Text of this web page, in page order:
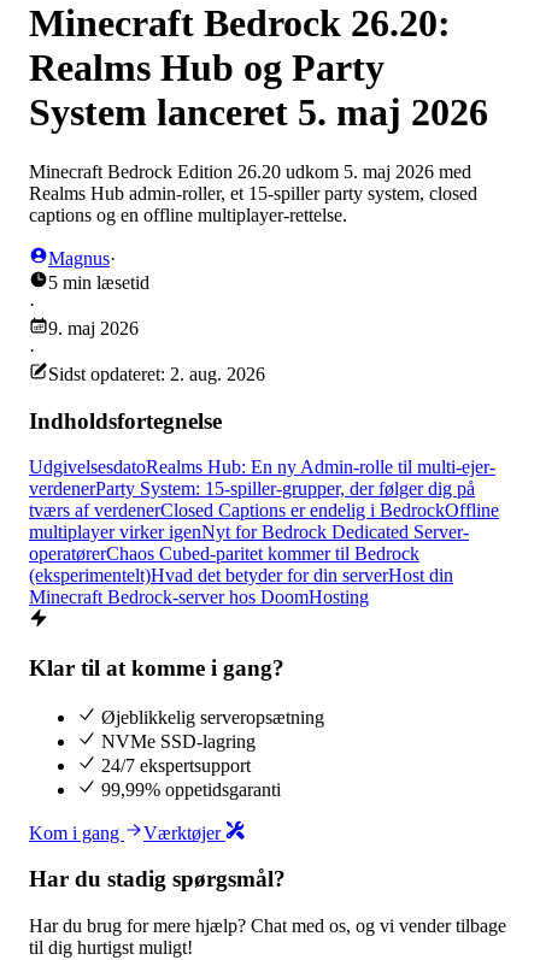
Minecraft Bedrock 26.20:
Realms Hub og Party
System lanceret 5. maj 2026
Minecraft Bedrock Edition 26.20 udkom 5. maj 2026 med
Realms Hub admin-roller, et 15-spiller party system, closed
captions og en offline multiplayer-rettelse.
Magnus·
5 min læsetid
·
9. maj 2026
·
Sidst opdateret: 2. aug. 2026
Indholdsfortegnelse
UdgivelsesdatoRealms Hub: En ny Admin-rolle til multi-ejer-
verdenerParty System: 15-spiller-grupper, der følger dig på
tværs af verdenerClosed Captions er endelig i BedrockOffline
multiplayer virker igenNyt for Bedrock Dedicated Server-
operatørerChaos Cubed-paritet kommer til Bedrock
(eksperimentelt)Hvad det betyder for din serverHost din
Minecraft Bedrock-server hos DoomHosting
Klar til at komme i gang?
Øjeblikkelig serveropsætning
NVMe SSD-lagring
24/7 ekspertsupport
99,99% oppetidsgaranti
Kom i gang Værktøjer
Har du stadig spørgsmål?
Har du brug for mere hjælp? Chat med os, og vi vender tilbage
til dig hurtigst muligt!